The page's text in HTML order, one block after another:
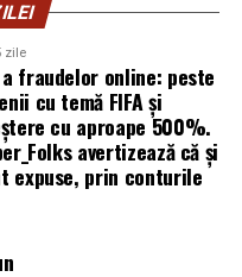
lucrează cu
mai aliniate cu ce sunt
pentru că domeniul ei
nu prin concepte.
și sănătate.
la oamenii potriviți
cu chip și nume.
zile
fraudelor online: peste
cu temă FIFA și
cu aproape 500%.
avertizează că și
expuse, prin conturile